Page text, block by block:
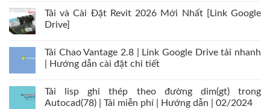
Tải và Cài Đặt Revit 2026 Mới Nhất [Link Google
Drive]
Tải Chao Vantage 2.8 | Link Google Drive tải nhanh
| Hướng dẫn cài đặt chi tiết
Tải lisp ghi thép theo đường dim(gt) trong
Autocad(78) | Tải miễn phí | Hướng dẫn | 02/2024